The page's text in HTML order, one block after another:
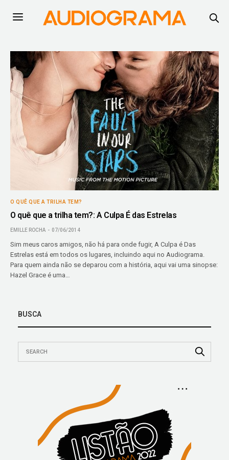
O QUÊ QUE A TRILHA TEM?
O quê que a trilha tem?: A Culpa É das Estrelas
EMILLE ROCHA 07/06/2014
Sim meus caros amigos, não há para onde fugir, A Culpa é Das
Estrelas está em todos os lugares, incluindo aqui no Audiograma.
Para quem ainda não se deparou com a história, aqui vai uma sinopse:
Hazel Grace é uma…
BUSCA